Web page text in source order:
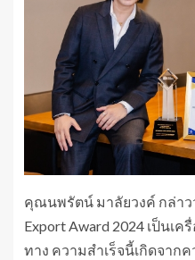
คุณนพรัตน์ มาลัยวงค์ กล่าวว่
Export Award 2024 เป็นเ
ทาง ความสำเร็จนี้เกิดจาก